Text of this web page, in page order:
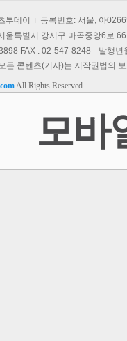
투데이
등록번호: 서울, 아
울특별시 강서구 마곡중앙6로
FAX : 02-547-8248
발행년
든 콘텐츠(기사)는 저작권법의
All Rights Reserved.
모바